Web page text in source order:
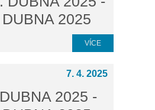
2025
VÍCE
7. 4. 2025
2025 -